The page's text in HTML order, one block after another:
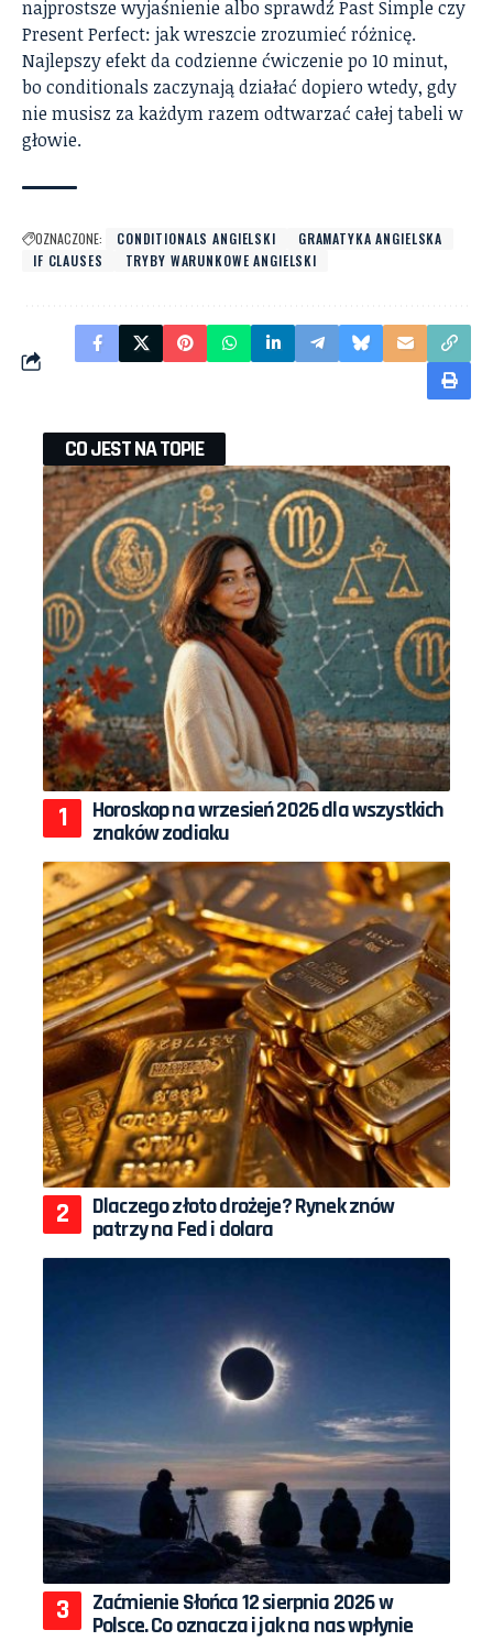
najprostsze wyjaśnieniealbo sprawdź Past Simple czy
Present Perfect: jak wreszcie zrozumieć różnicę.
Najlepszy efekt da codzienne ćwiczenie po 10 minut,
bo conditionals zaczynają działać dopiero wtedy, gdy
nie musisz za każdym razem odtwarzać całej tabeli w
głowie.
OZNACZONE: CONDITIONALS ANGIELSKI
GRAMATYKA ANGIELSKA
IF CLAUSES
TRYBY WARUNKOWE ANGIELSKI
CO JEST NA TOPIE
Horoskop na wrzesień 2026 dla wszystkich
znaków zodiaku
Dlaczego złoto drożeje? Rynek znów
patrzy na Fed i dolara
Zaćmienie Słońca 12 sierpnia 2026 w
Polsce. Co oznacza i jak na nas wpłynie